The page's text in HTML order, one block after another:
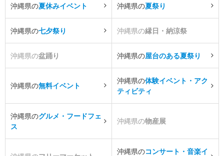
沖縄県の夏休みイベント 沖縄県の夏祭り
沖縄県の七夕祭り 沖縄県の縁日・納涼祭
沖縄県の盆踊り 沖縄県の屋台のある夏祭り
沖縄県の無料イベント
沖縄県の体験イベント・アク
ティビティ
沖縄県のグルメ・フードフェ
ス
沖縄県の物産展
沖縄県のコンサート・音楽イ